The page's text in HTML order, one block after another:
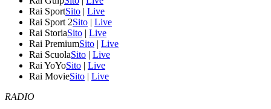
Rai SportSito | Live
Rai Sport 2Sito | Live
Rai StoriaSito | Live
Rai PremiumSito | Live
Rai ScuolaSito | Live
Rai YoYoSito | Live
Rai MovieSito | Live
RADIO